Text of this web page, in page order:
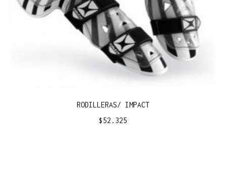
RODILLERAS/ IMPACT
$52.325